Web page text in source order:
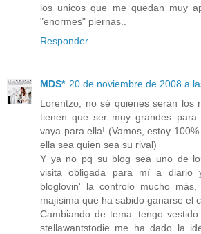
los unicos que me quedan muy
"enormes" piernas..
Responder
MDS* 20 de noviembre de 2008 a
Lorentzo, no sé quienes serán los
tienen que ser muy grandes
vaya para ella! (Vamos, estoy
ella sea quien sea su rival)
Y ya no pq su blog sea uno de
visita obligada para mí a diario
bloglovin' la controlo mucho
majísima que ha sabido ganarse el
Cambiando de tema: tengo
stellawantstodie me ha dado la